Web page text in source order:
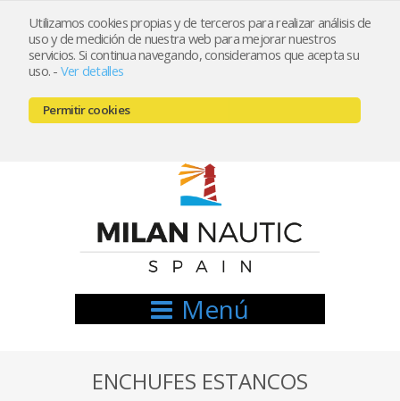
Utilizamos cookies propias y de terceros para realizar análisis de
uso y de medición de nuestra web para mejorar nuestros
servicios. Si continua navegando, consideramos que acepta su
uso. - Ver detalles
Permitir cookies
Registrarse Mi cuenta
666521122 // 654999333
Menú
ENCHUFES ESTANCOS